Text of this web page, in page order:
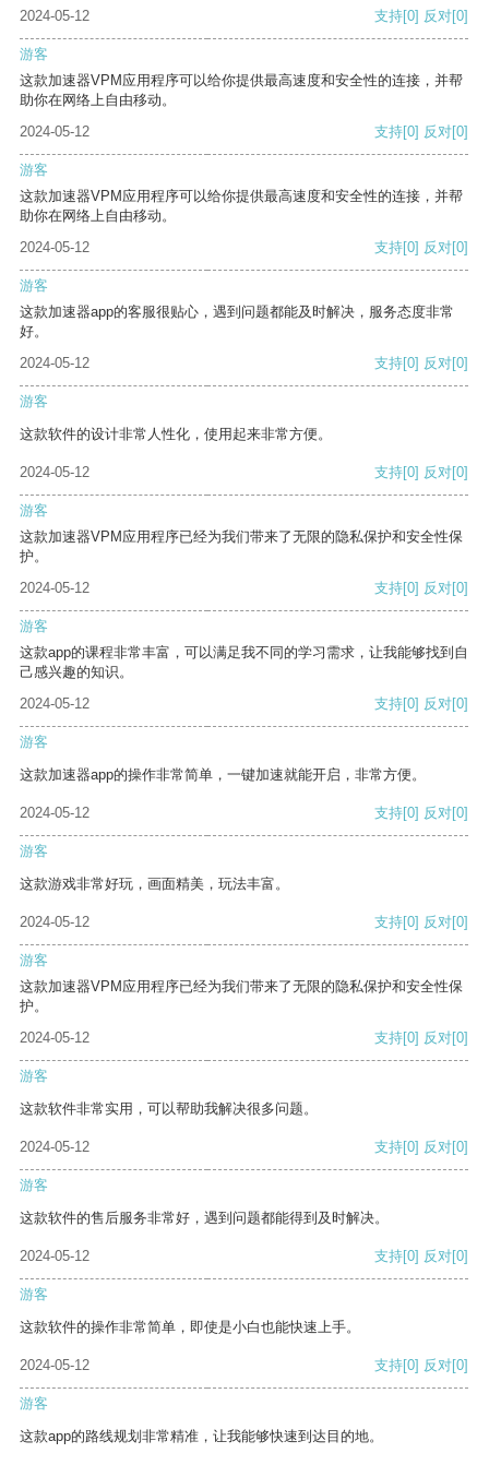
2024-05-12 支持[0] 反对[0]
游客
这款加速器VPM应用程序可以给你提供最高速度和安全性的连接，并帮
助你在网络上自由移动。
2024-05-12
支持[0] 反对[0]
游客
这款加速器VPM应用程序可以给你提供最高速度和安全性的连接，并帮
助你在网络上自由移动。
2024-05-12
支持[0] 反对[0]
游客
这款加速器app的客服很贴心，遇到问题都能及时解决，服务态度非常
好。
2024-05-12
支持[0] 反对[0]
游客
这款软件的设计非常人性化，使用起来非常方便。
2024-05-12 支持[0] 反对[0]
游客
这款加速器VPM应用程序已经为我们带来了无限的隐私保护和安全性保
护。
2024-05-12
支持[0] 反对[0]
游客
这款app的课程非常丰富，可以满足我不同的学习需求，让我能够找到自
己感兴趣的知识。
2024-05-12
支持[0] 反对[0]
游客
这款加速器app的操作非常简单，一键加速就能开启，非常方便。
2024-05-12 支持[0] 反对[0]
游客
这款游戏非常好玩，画面精美，玩法丰富。
2024-05-12 支持[0] 反对[0]
游客
这款加速器VPM应用程序已经为我们带来了无限的隐私保护和安全性保
护。
2024-05-12
支持[0] 反对[0]
游客
这款软件非常实用，可以帮助我解决很多问题。
2024-05-12 支持[0] 反对[0]
游客
这款软件的售后服务非常好，遇到问题都能得到及时解决。
2024-05-12 支持[0] 反对[0]
游客
这款软件的操作非常简单，即使是小白也能快速上手。
2024-05-12 支持[0] 反对[0]
游客
这款app的路线规划非常精准，让我能够快速到达目的地。